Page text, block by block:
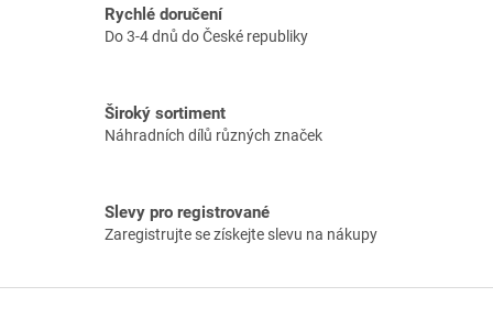
y
i
s
Rychlé doručení
Do 3-4 dnů do České republiky
Široký sortiment
Náhradních dílů různých značek
Slevy pro registrované
Zaregistrujte se získejte slevu na nákupy